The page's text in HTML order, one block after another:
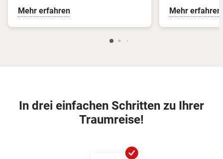
Mehr erfahren Mehr erfahren
In drei einfachen Schritten zu Ihrer
Traumreise!